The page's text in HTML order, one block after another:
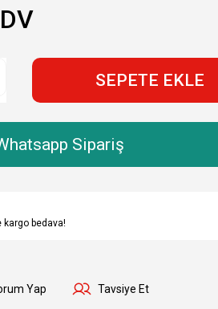
SEPETE EKLE
Sipariş
kargo bedava!
Yap Tavsiye Et